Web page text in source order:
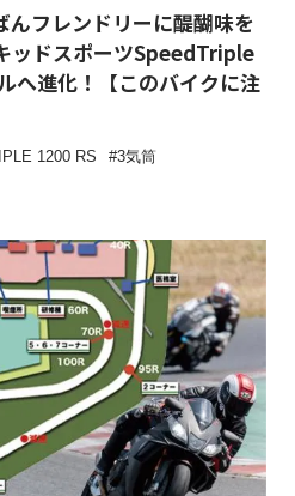
んフレンドリーに醍醐味を
ッドスポーツSpeedTriple
へ進化！【このバイクに注
1200 RS
3気筒